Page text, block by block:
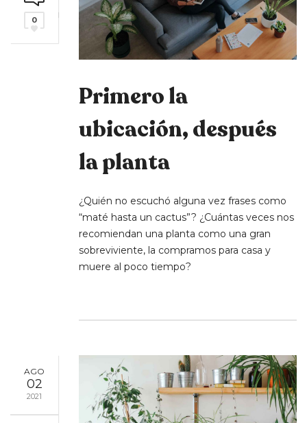
0
Primero la
ubicación, después
la planta
¿Quién no escuchó alguna vez frases como
“maté hasta un cactus”? ¿Cuántas veces nos
recomiendan una planta como una gran
sobreviviente, la compramos para casa y
muere al poco tiempo?
AGO
02
2021